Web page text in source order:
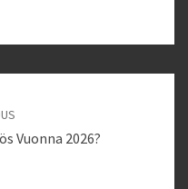
Vuonna 2026?